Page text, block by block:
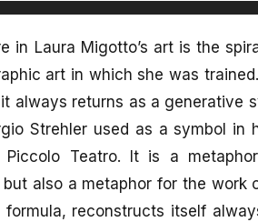
in Laura Migotto’s art is the
art in which she was
always returns as a generative
Strehler used as a symbol in
Piccolo Teatro. It is a
but also a metaphor for the
reconstructs itself